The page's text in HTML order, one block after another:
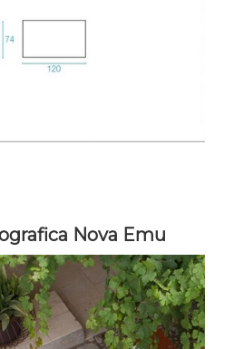
Nova Emu